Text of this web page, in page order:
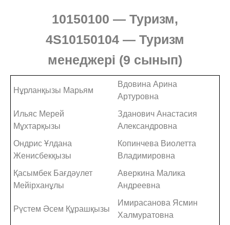
10150100 — Туризм,
4S10150104 — Туризм
менеджері (9 сынып)
Нұрланқызы Марьям
Вдовина Арина
Артуровна
Ильяс Мерей
Мұхтарқызы
Зданович Анастасия
Александровна
Ондрис Ұлдана
Женисбекқызы
Копинчева Виолетта
Владимировна
Қасымбек Бағдәулет
Мейірханұлы
Аверкина Малика
Андреевна
Рүстем Әсем Құрашқызы
Имирасанова Ясмин
Халмуратовна